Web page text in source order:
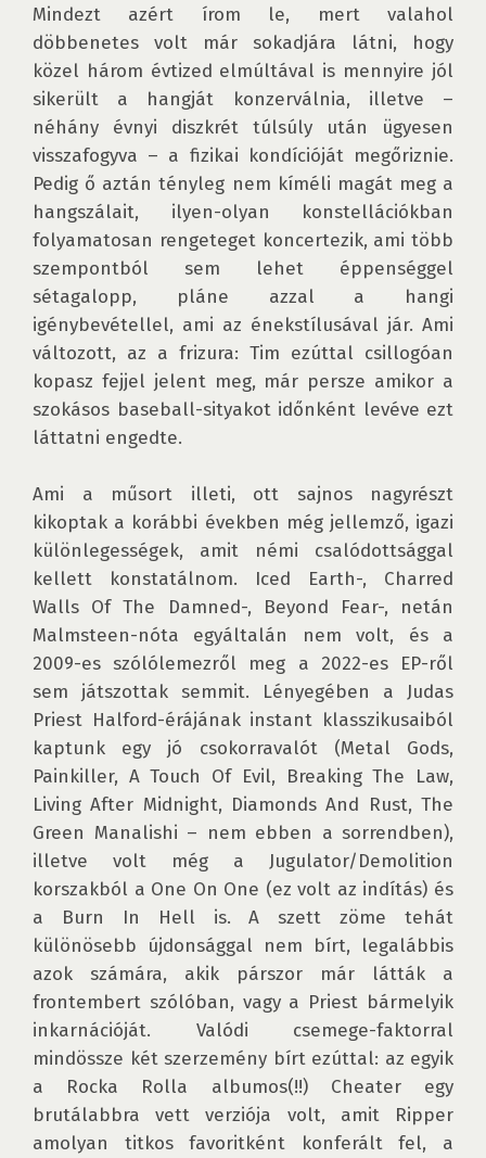
Mindezt azért írom le, mert valahol
döbbenetes volt már sokadjára látni, hogy
közel három évtized elmúltával is mennyire jól
sikerült a hangját konzerválnia, illetve –
néhány évnyi diszkrét túlsúly után ügyesen
visszafogyva – a fizikai kondícióját megőriznie.
Pedig ő aztán tényleg nem kíméli magát meg a
hangszálait, ilyen-olyan konstellációkban
folyamatosan rengeteget koncertezik, ami több
szempontból sem lehet éppenséggel
sétagalopp, pláne azzal a hangi
igénybevétellel, ami az énekstílusával jár. Ami
változott, az a frizura: Tim ezúttal csillogóan
kopasz fejjel jelent meg, már persze amikor a
szokásos baseball-sityakot időnként levéve ezt
láttatni engedte.
Ami a műsort illeti, ott sajnos nagyrészt
kikoptak a korábbi években még jellemző, igazi
különlegességek, amit némi csalódottsággal
kellett konstatálnom. Iced Earth-, Charred
Walls Of The Damned-, Beyond Fear-, netán
Malmsteen-nóta egyáltalán nem volt, és a
2009-es szólólemezről meg a 2022-es EP-ről
sem játszottak semmit. Lényegében a Judas
Priest Halford-érájának instant klasszikusaiból
kaptunk egy jó csokorravalót (Metal Gods,
Painkiller, A Touch Of Evil, Breaking The Law,
Living After Midnight, Diamonds And Rust, The
Green Manalishi – nem ebben a sorrendben),
illetve volt még a Jugulator/Demolition
korszakból a One On One (ez volt az indítás) és
a Burn In Hell is. A szett zöme tehát
különösebb újdonsággal nem bírt, legalábbis
azok számára, akik párszor már látták a
frontembert szólóban, vagy a Priest bármelyik
inkarnációját. Valódi csemege-faktorral
mindössze két szerzemény bírt ezúttal: az egyik
a Rocka Rolla albumos(!!) Cheater egy
brutálabbra vett verziója volt, amit Ripper
amolyan titkos favoritként konferált fel, a